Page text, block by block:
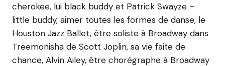
cherokee, lui black buddy et Patrick Swayze –
little buddy, aimer toutes les formes de danse, le
Houston Jazz Ballet, être soliste à Broadway dans
Treemonisha de Scott Joplin, sa vie faite de
chance, Alvin Ailey, être chorégraphe à Broadway